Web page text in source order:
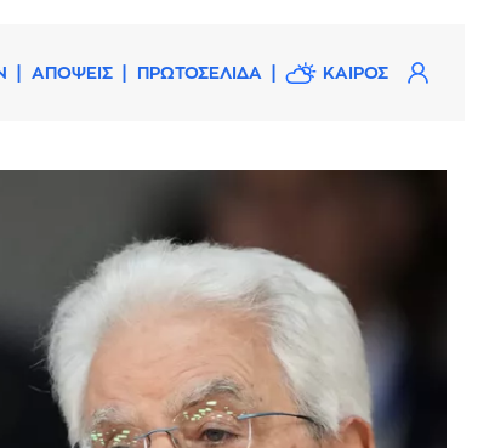
ΑΠΟΨΕΙΣ ΠΡΩΤΟΣΕΛΙΔΑ ΚΑΙΡΟΣ